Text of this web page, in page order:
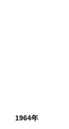
1964年